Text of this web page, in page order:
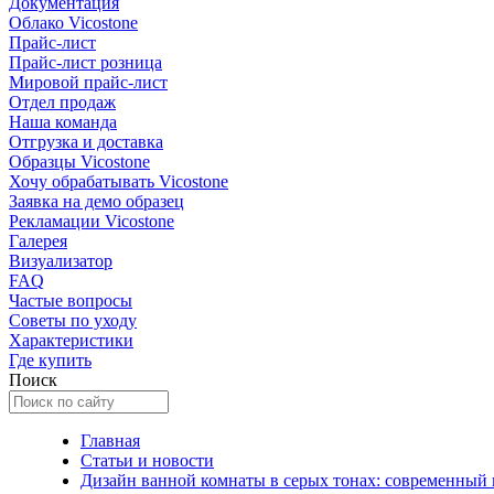
Облако Vicostone
Прайс-лист
Прайс-лист розница
Мировой прайс-лист
Отдел продаж
Наша команда
Отгрузка и доставка
Образцы Vicostone
Хочу обрабатывать Vicostone
Заявка на демо образец
Рекламации Vicostone
Галерея
Визуализатор
FAQ
Частые вопросы
Советы по уходу
Характеристики
Где купить
Поиск
Главная
Статьи и новости
Дизайн ванной комнаты в серых тонах: